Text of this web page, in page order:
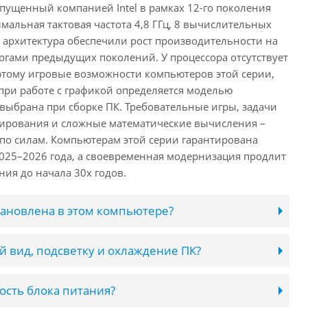
компанией Intel в рамках 12-го поколения
тактовая частота 4,8 ГГц, 8 вычислительных
обеспечили рост производительности на
предыдущих поколений. У процессора отсутствует
игровые возможности компьютеров этой серии,
работе с графикой определяется моделью
при сборке ПК. Требовательные игры, задачи
и сложные математические вычисления –
силам. Компьютерам этой серии гарантирована
года, а своевременная модернизация продлит
до начала 30х годов.
в этом компьютере?
вид, подсветку и охлаждение ПК?
блока питания?